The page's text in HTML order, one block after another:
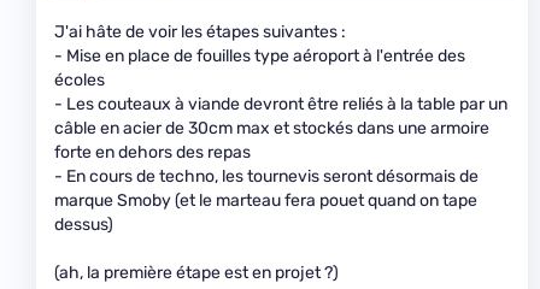
J'ai hâte de voir les étapes suivantes :
- Mise en place de fouilles type aéroport à l'entrée des
écoles
- Les couteaux à viande devront être reliés à la table par un
câble en acier de 30cm max et stockés dans une armoire
forte en dehors des repas
- En cours de techno, les tournevis seront désormais de
marque Smoby (et le marteau fera pouet quand on tape
dessus)
(ah, la première étape est en projet ?)